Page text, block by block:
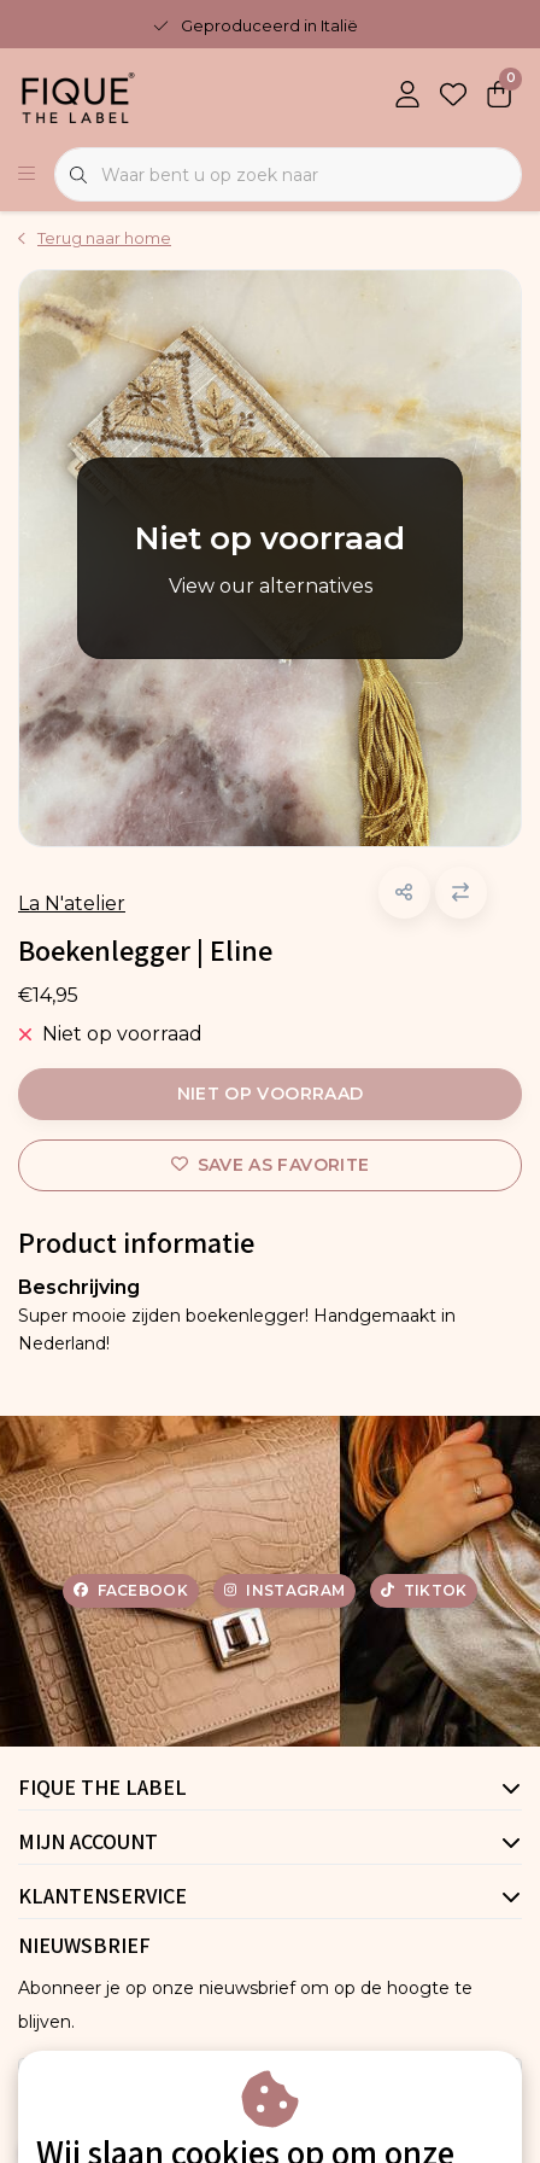
Geproduceerd in Italië
0
Terug naar home
Niet op voorraad
View our alternatives
La N'atelier
Boekenlegger | Eline
€14,95
Niet op voorraad
NIET OP VOORRAAD
SAVE AS FAVORITE
Product informatie
Beschrijving
Super mooie zijden boekenlegger! Handgemaakt in
Nederland!
FACEBOOK INSTAGRAM TIKTOK
FIQUE THE LABEL
MIJN ACCOUNT
KLANTENSERVICE
NIEUWSBRIEF
Abonneer je op onze nieuwsbrief om op de hoogte te
blijven.
ABONNEER
Wij slaan cookies op om onze